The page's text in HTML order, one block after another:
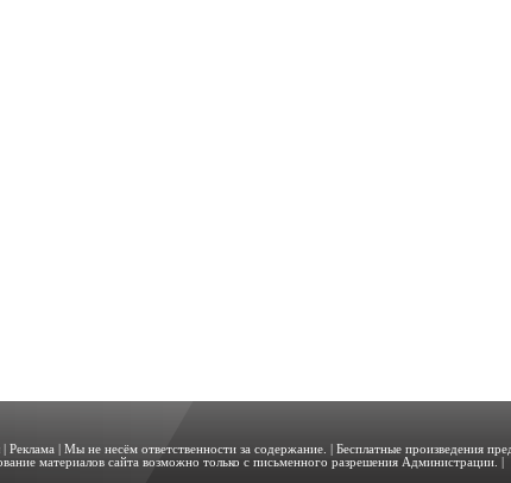
|Реклама
| Мы не несём ответственности за содержание. | Бесплатные произведения
материалов сайта возможно только с письменного разрешения Администрации. |